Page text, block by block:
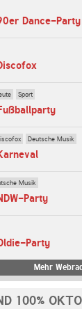
Dance-Party
Sport
Deutsche Musik
Musik
Party
Party
Mehr
100%